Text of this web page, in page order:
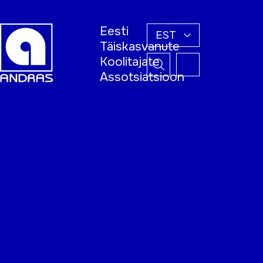
Eesti
Täiskasvanute
Koolitajate
Assotsiatsioon
EST